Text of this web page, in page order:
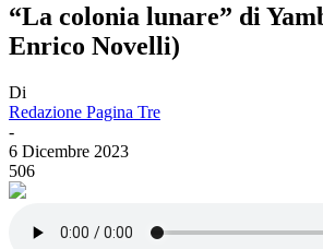
“La colonia lunare” di
Enrico Novelli)
Di
Redazione Pagina Tre
-
6 Dicembre 2023
506